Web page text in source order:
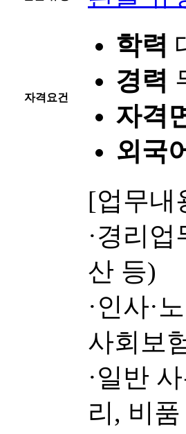
자격요건
학력
경력
자격
외국
[업무내
·경리
산 등)
·인사·
사회보
·일반
리, 비